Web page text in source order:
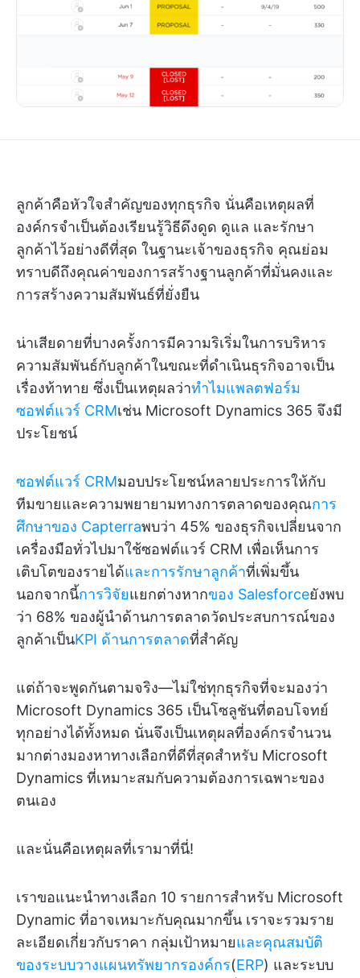
ลูกค้าคือหัวใจสำคัญของทุกธุรกิจ นั่นคือเหตุผลที่
องค์กรจำเป็นต้องเรียนรู้วิธีดึงดูด ดูแล และรักษา
ลูกค้าไว้อย่างดีที่สุด ในฐานะเจ้าของธุรกิจ คุณย่อม
ทราบดีถึงคุณค่าของการสร้างฐานลูกค้าที่มั่นคงและ
การสร้างความสัมพันธ์ที่ยั่งยืน
น่าเสียดายที่บางครั้งการมีความริเริ่มในการบริหาร
ความสัมพันธ์กับลูกค้าในขณะที่ดำเนินธุรกิจอาจเป็น
เรื่องท้าทาย ซึ่งเป็นเหตุผลว่าทำไมแพลตฟอร์ม
ซอฟต์แวร์ CRMเช่น Microsoft Dynamics 365 จึงมี
ประโยชน์
ซอฟต์แวร์ CRMมอบประโยชน์หลายประการให้กับ
ทีมขายและความพยายามทางการตลาดของคุณการ
ศึกษาของ Capterraพบว่า 45% ของธุรกิจเปลี่ยนจาก
เครื่องมือทั่วไปมาใช้ซอฟต์แวร์ CRM เพื่อเห็นการ
เติบโตของรายได้และการรักษาลูกค้าที่เพิ่มขึ้น
นอกจากนี้การวิจัยแยกต่างหากของ Salesforceยังพบ
ว่า 68% ของผู้นำด้านการตลาดวัดประสบการณ์ของ
ลูกค้าเป็นKPI ด้านการตลาดที่สำคัญ
แต่ถ้าจะพูดกันตามจริง—ไม่ใช่ทุกธุรกิจที่จะมองว่า
Microsoft Dynamics 365 เป็นโซลูชันที่ตอบโจทย์
ทุกอย่างได้ทั้งหมด นั่นจึงเป็นเหตุผลที่องค์กรจำนวน
มากต่างมองหาทางเลือกที่ดีที่สุดสำหรับ Microsoft
Dynamics ที่เหมาะสมกับความต้องการเฉพาะของ
ตนเอง
และนั่นคือเหตุผลที่เรามาที่นี่!
เราขอแนะนำทางเลือก 10 รายการสำหรับ Microsoft
Dynamic ที่อาจเหมาะกับคุณมากขึ้น เราจะรวมราย
ละเอียดเกี่ยวกับราคา กลุ่มเป้าหมายและคุณสมบัติ
ของระบบวางแผนทรัพยากรองค์กร(ERP) และระบบ